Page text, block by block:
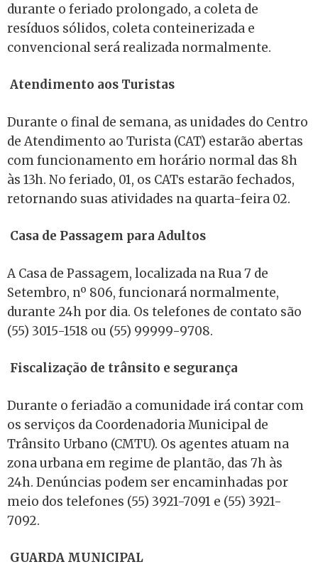
durante o feriado prolongado, a coleta de
resíduos sólidos, coleta conteinerizada e
convencional será realizada normalmente.
Atendimento aos Turistas
Durante o final de semana, as unidades do Centro
de Atendimento ao Turista (CAT) estarão abertas
com funcionamento em horário normal das 8h
às 13h. No feriado, 01, os CATs estarão fechados,
retornando suas atividades na quarta-feira 02.
Casa de Passagem para Adultos
A Casa de Passagem, localizada na Rua 7 de
Setembro, nº 806, funcionará normalmente,
durante 24h por dia. Os telefones de contato são
(55) 3015-1518 ou (55) 99999-9708.
Fiscalização de trânsito e segurança
Durante o feriadão a comunidade irá contar com
os serviços da Coordenadoria Municipal de
Trânsito Urbano (CMTU). Os agentes atuam na
zona urbana em regime de plantão, das 7h às
24h. Denúncias podem ser encaminhadas por
meio dos telefones (55) 3921-7091 e (55) 3921-
7092.
GUARDA MUNICIPAL